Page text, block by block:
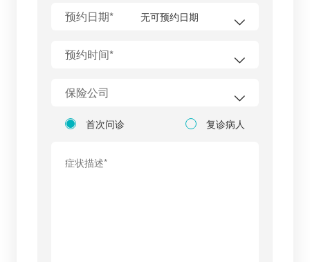
预约日期*
预约时间*
保险公司
首次问诊 复诊病人